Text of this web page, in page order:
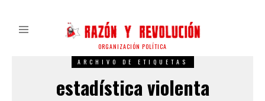
ORGANIZACIÓN POLÍTICA
ARCHIVO DE ETIQUETAS
estadística violenta